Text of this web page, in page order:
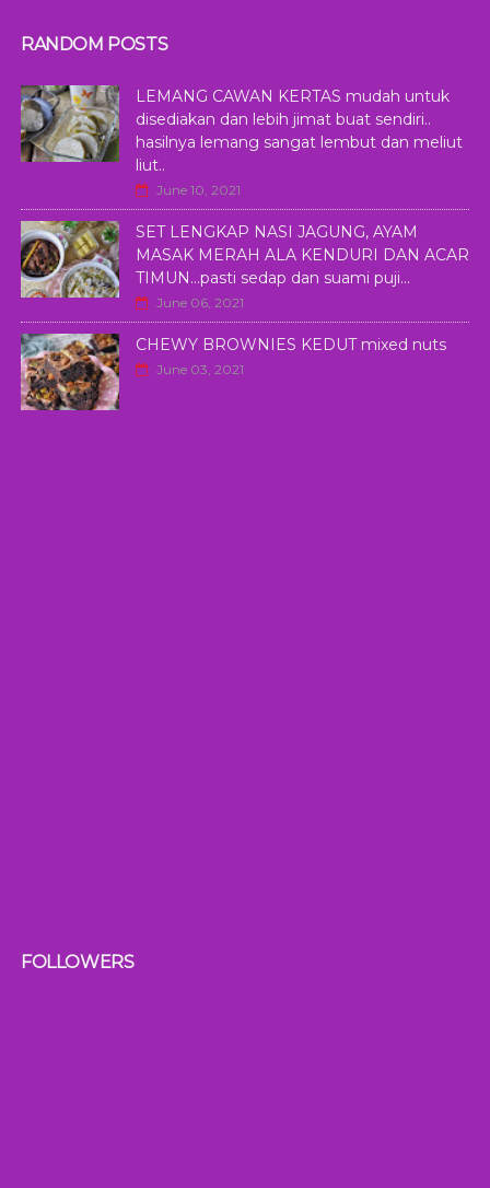
RANDOM POSTS
LEMANG CAWAN KERTAS mudah untuk
disediakan dan lebih jimat buat sendiri..
hasilnya lemang sangat lembut dan meliut
liut..
June 10, 2021
SET LENGKAP NASI JAGUNG, AYAM
MASAK MERAH ALA KENDURI DAN ACAR
TIMUN...pasti sedap dan suami puji...
June 06, 2021
CHEWY BROWNIES KEDUT mixed nuts
June 03, 2021
FOLLOWERS